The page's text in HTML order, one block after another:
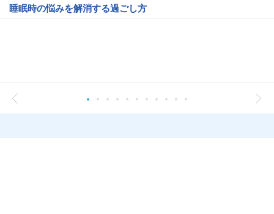
睡眠時の悩みを解消する過ごし方